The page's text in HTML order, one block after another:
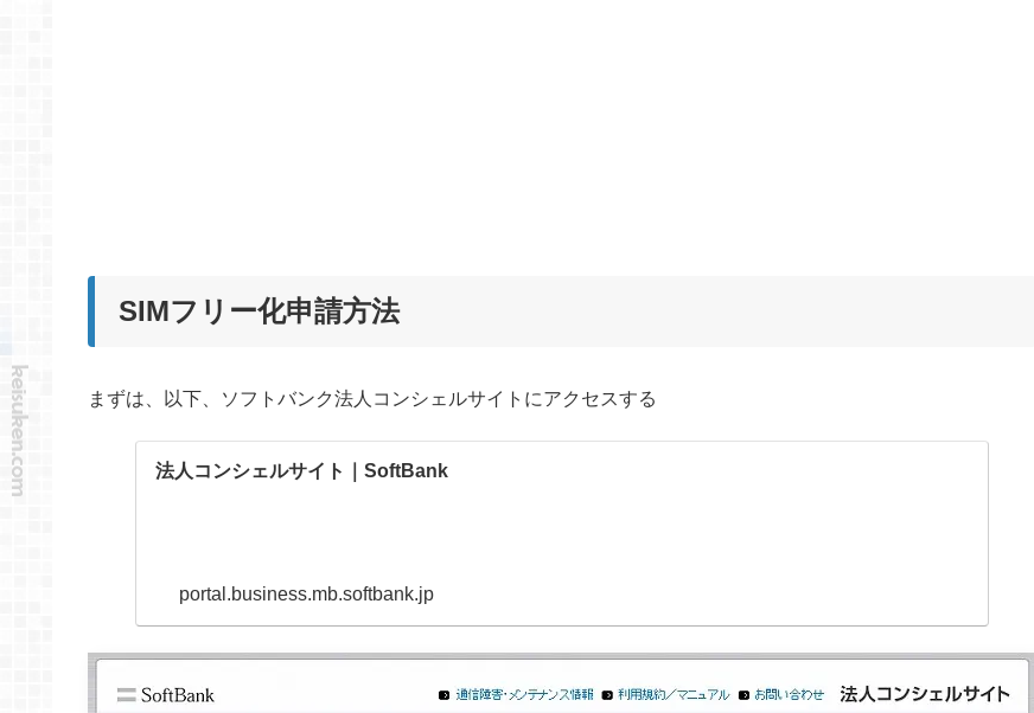
SIMフリー化申請方法
まずは、以下、ソフトバンク法人コンシェルサイトにアクセスする
法人コンシェルサイト｜SoftBank
portal.business.mb.softbank.jp